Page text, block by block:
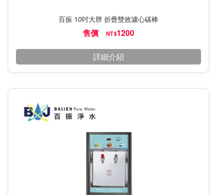
百振 10吋大胖 折疊雙效濾心碳棒
售價 NT$1200
詳細介紹